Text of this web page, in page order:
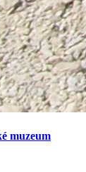
muzeum